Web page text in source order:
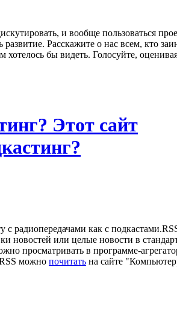
и вообще пользоваться
Расскажите о нас всем, кто
бы видеть. Голосуйте,
Этот сайт
радиопередачами как с
новостей или целые новости в
просматривать в программе-
можно почитать на сайте